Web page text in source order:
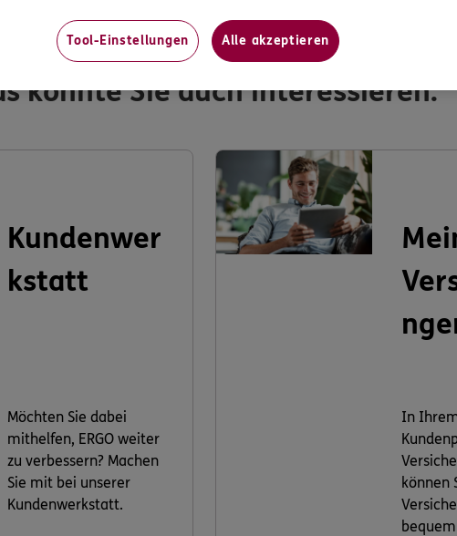
für iOS downloaden
könnte Sie auch interessieren:
Kundenwer
kstatt
Möchten Sie dabei
mithelfen, ERGO weiter
zu verbessern? Machen
Sie mit bei unserer
Kundenwerkstatt.
In
können
Tool-Einstellungen Alle akzeptieren